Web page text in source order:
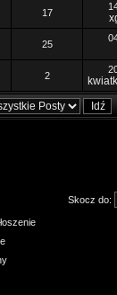
17
25
2
Skocz do: